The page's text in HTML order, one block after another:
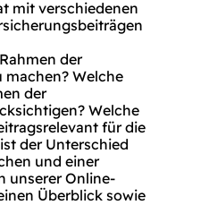
mit verschiedenen
der
machen? Welche
der
Welche
für die
der Unterschied
und einer
unserer Online-
Überblick sowie